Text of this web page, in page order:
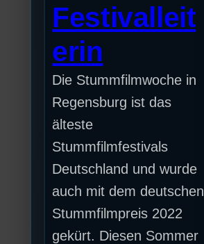
Festivalleit
erin
Die Stummfilmwoche in
Regensburg ist das
älteste
Stummfilmfestivals
Deutschland und wurde
auch mit dem deutschen
Stummfilmpreis 2022
gekürt. Diesen Sommer